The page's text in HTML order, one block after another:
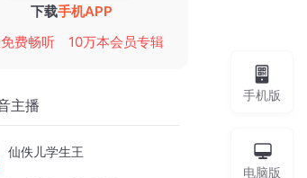
下载手机APP
费畅听
10万本会员专辑
主播
仙佚儿学生王
手机版
电脑版